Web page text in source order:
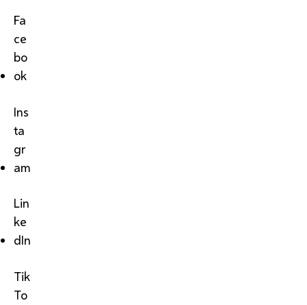
Fa
ce
bo
ok
Ins
ta
gr
am
Lin
ke
dIn
Tik
To